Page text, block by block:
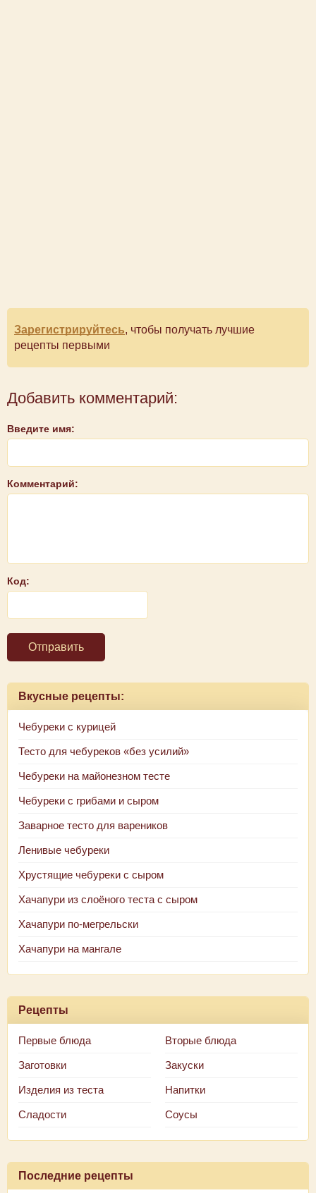
Зарегистрируйтесь, чтобы получать лучшие
рецепты первыми
Добавить комментарий:
Введите имя:
Комментарий:
Код:
Отправить
Вкусные рецепты:
Чебуреки с курицей
Тесто для чебуреков «без усилий»
Чебуреки на майонезном тесте
Чебуреки с грибами и сыром
Заварное тесто для вареников
Ленивые чебуреки
Хрустящие чебуреки с сыром
Хачапури из слоёного теста с сыром
Хачапури по-мегрельски
Хачапури на мангале
Рецепты
Первые блюда Вторые блюда
Заготовки Закуски
Изделия из теста Напитки
Сладости Соусы
Последние рецепты